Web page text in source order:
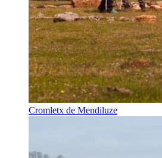
Cromletx de Mendiluze